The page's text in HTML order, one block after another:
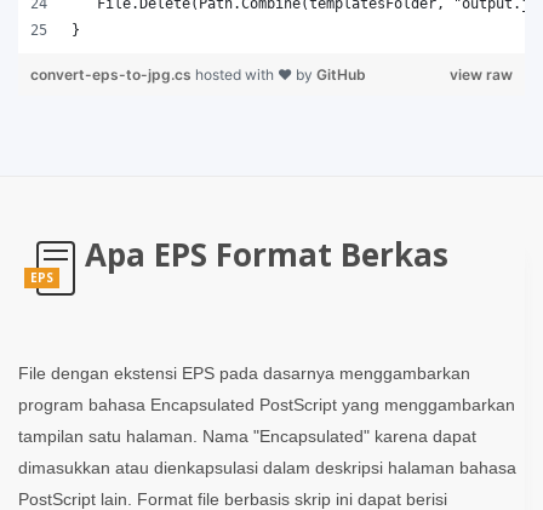
}
view raw
convert-eps-to-jpg.cs hosted with ❤ by GitHub
EPS
Apa EPS Format Berkas
File dengan ekstensi EPS pada dasarnya menggambarkan
program bahasa Encapsulated PostScript yang menggambarkan
tampilan satu halaman. Nama "Encapsulated" karena dapat
dimasukkan atau dienkapsulasi dalam deskripsi halaman bahasa
PostScript lain. Format file berbasis skrip ini dapat berisi